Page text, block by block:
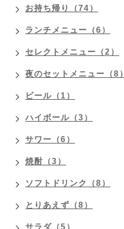
お持ち帰り（74）
ランチメニュー（6）
セレクトメニュー（2）
夜のセットメニュー（8）
ビール（1）
ハイボール（3）
サワー（6）
焼酎（3）
ソフトドリンク（8）
とりあえず（8）
サラダ（5）